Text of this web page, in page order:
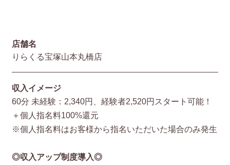
店舗名
りらくる宝塚山本丸橋店
収入イメージ
60分 未経験：2,340円、経験者2,520円スタート可能！
＋個人指名料100%還元
※個人指名料はお客様から指名いただいた場合のみ発生
◎収入アップ制度導入◎